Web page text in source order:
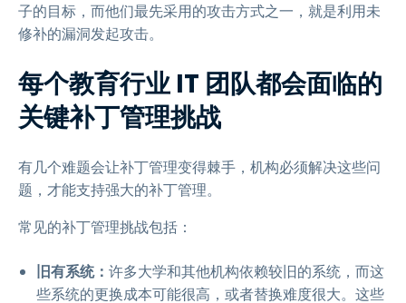
子的目标，而他们最先采用的攻击方式之一，就是利用未
修补的漏洞发起攻击。
每个教育行业 IT 团队都会面临的
关键补丁管理挑战
有几个难题会让补丁管理变得棘手，机构必须解决这些问
题，才能支持强大的补丁管理。
常见的补丁管理挑战包括：
旧有系统： 许多大学和其他机构依赖较旧的系统，而这
些系统的更换成本可能很高，或者替换难度很大。这些